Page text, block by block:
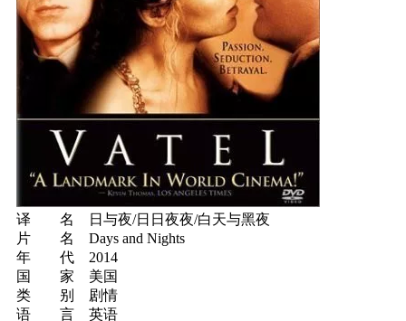
译 名 日与夜/日日夜夜/白天与黑夜
片 名 Days and Nights
年 代 2014
国 家 美国
类 别 剧情
语 言 英语